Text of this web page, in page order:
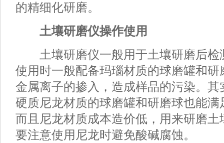
的精细化研磨。
土壤研磨仪操作使用
土壤研磨仪一般用于土壤研磨后检
使用时一般配备玛瑙材质的球磨罐和研
金属离子的掺入，造成样品的污染。其
硬质尼龙材质的球磨罐和研磨球也能满
而且尼龙材质成本造价低，用来研磨土
要注意使用尼龙时避免酸碱腐蚀。